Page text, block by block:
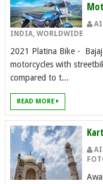
AI
INDIA, WORLDWIDE
2021 Platina Bike -
motorcycles with
compared to t...
READ MORE
AI